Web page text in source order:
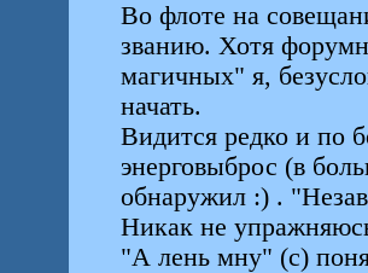
Во флоте на
званию. Хотя
магичных" я,
начать.
Видится редко и по
энерговыброс (в
обнаружил :) .
Никак не
"А лень мну" (с)